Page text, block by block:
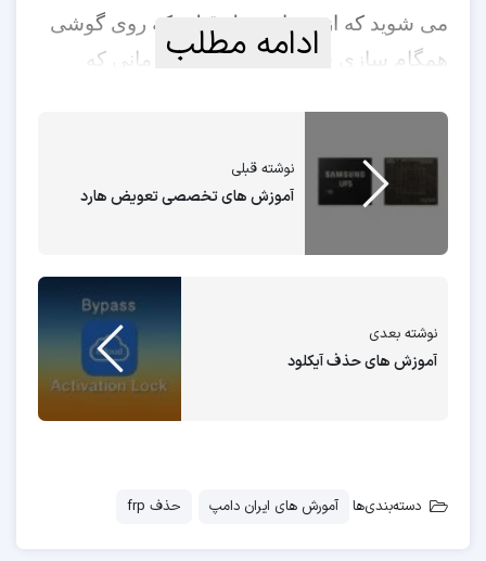
می شوید که از شما جیمیل قبلی که روی گوشی
همگام سازی شده را میخواهد و تا زمانی که
زیادی وجود دارد. که اغلب بسیار طولانی و زمانبر
حذف قفل گوگل را به صورت رایگان در اختیار
کاربران ایراندامپ قرار دهیم.
در ویدئو زیر می توانید مراحل کار را مشاهده
ادامه مطلب
نوشته قبلی
آموزش های تخصصی تعویض هارد
نوشته بعدی
آموزش های حذف آیکلود
دسته‌بندی‌ها آمورش های ایران دامپ حذف frp